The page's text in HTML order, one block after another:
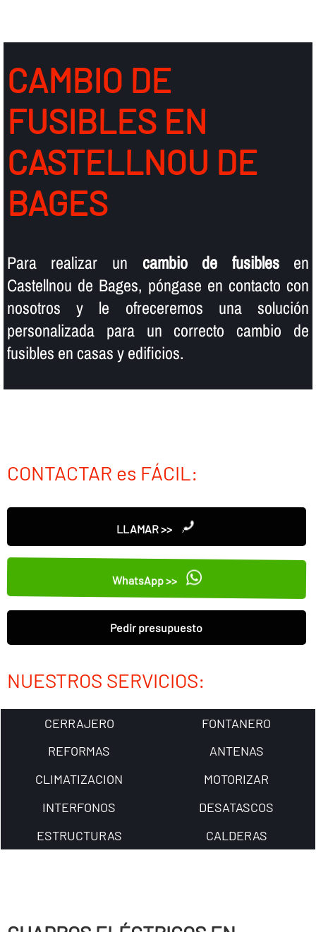
CAMBIO DE
FUSIBLES EN
CASTELLNOU DE
BAGES
Para realizar un cambio de fusiblesen
Castellnou de Bages, póngase en contacto con
nosotros y le ofreceremos una solución
personalizada para un correcto cambio de
fusibles en casas y edificios.
CONTACTAR es FÁCIL:
LLAMAR >>
WhatsApp >>
Pedir presupuesto
NUESTROS SERVICIOS:
CERRAJERO
FONTANERO
REFORMAS
ANTENAS
CLIMATIZACION
MOTORIZAR
INTERFONOS
DESATASCOS
ESTRUCTURAS
CALDERAS